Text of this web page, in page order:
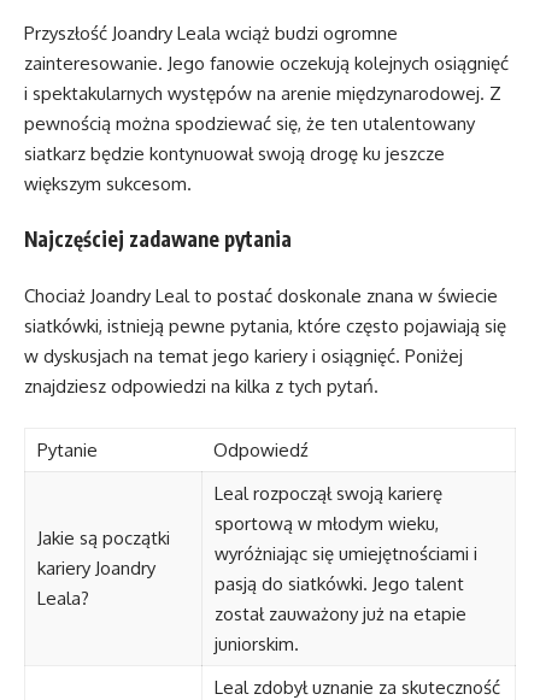
Przyszłość Joandry Leala wciąż budzi ogromne
zainteresowanie. Jego fanowie oczekują kolejnych osiągnięć
i spektakularnych występów na arenie międzynarodowej. Z
pewnością można spodziewać się, że ten utalentowany
siatkarz będzie kontynuował swoją drogę ku jeszcze
większym sukcesom.
Najczęściej zadawane pytania
Chociaż Joandry Leal to postać doskonale znana w świecie
siatkówki, istnieją pewne pytania, które często pojawiają się
w dyskusjach na temat jego kariery i osiągnięć. Poniżej
znajdziesz odpowiedzi na kilka z tych pytań.
Pytanie Odpowiedź
Jakie są początki
kariery Joandry
Leala?
Leal rozpoczął swoją karierę
sportową w młodym wieku,
wyróżniając się umiejętnościami i
pasją do siatkówki. Jego talent
został zauważony już na etapie
juniorskim.
Leal zdobył uznanie za skuteczność